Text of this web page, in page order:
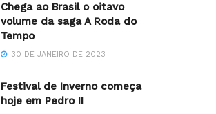
Chega ao Brasil o oitavo
volume da saga A Roda do
Tempo
30 DE JANEIRO DE 2023
Festival de Inverno começa
hoje em Pedro II